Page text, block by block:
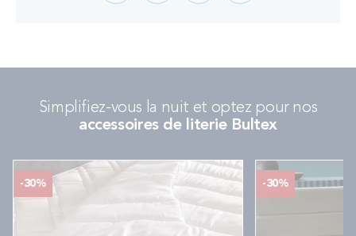
Storelocator
ContactMon compte
Simplifiez-vous la nuit et optez pour nos
accessoires de literie Bultex
-30% -30%